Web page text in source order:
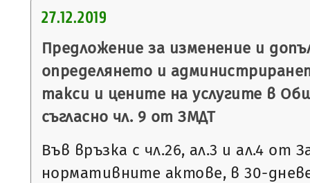
27.12.2019
Предложение за изменение и
определянето и
такси и цените на услугите в
съгласно чл. 9 от ЗМДТ
Във връзка с чл.26, ал.3 и ал.4 от
нормативните актове, в 30-